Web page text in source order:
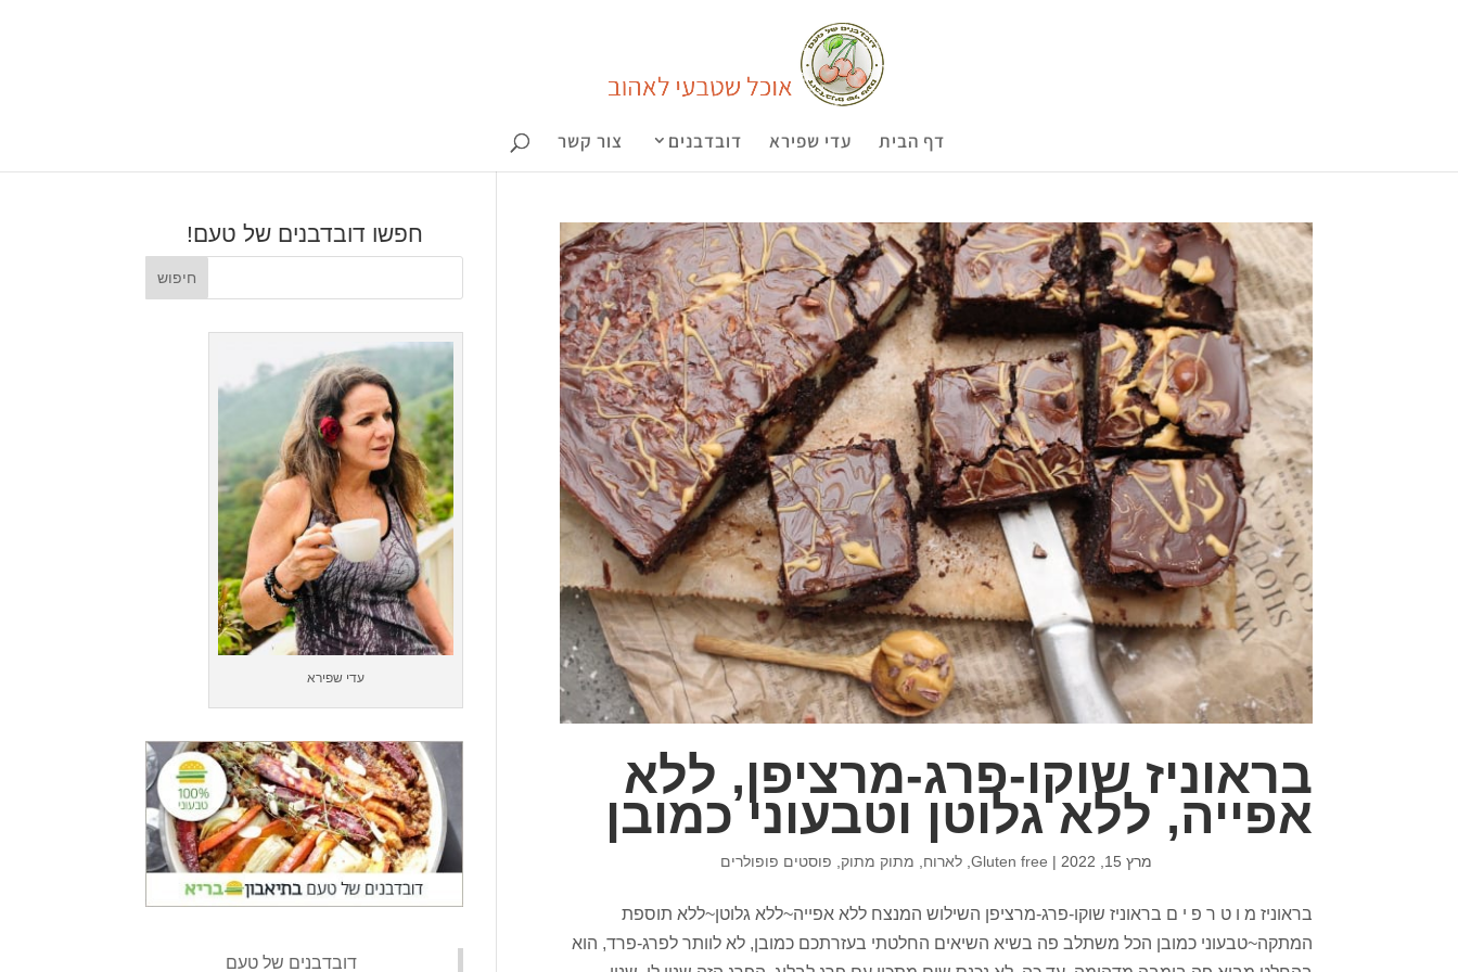
דף הבית עדי שפירא דובדבנים צור קשר
בראוניז שוקו-פרג-מרציפן, ללא
אפייה, ללא גלוטן וטבעוני כמובן
מרץ 15, 2022 |
Gluten free
,לארוח, מתוק מתוק, פוסטים פופולרים
בראוניז מ ו ט ר פ י ם בראוניז שוקו-פרג-מרציפן השילוש המנצח ללא אפייה~ללא גלוטן~ללא תוספת
המתקה~טבעוני כמובן הכל משתלב פה בשיא השיאים החלטתי בעזרתכם כמובן, לא לוותר לפרג-פרד, הוא
חפשו דובדבנים של טעם!
עדי שפירא
‏דובדבנים של טעם‏